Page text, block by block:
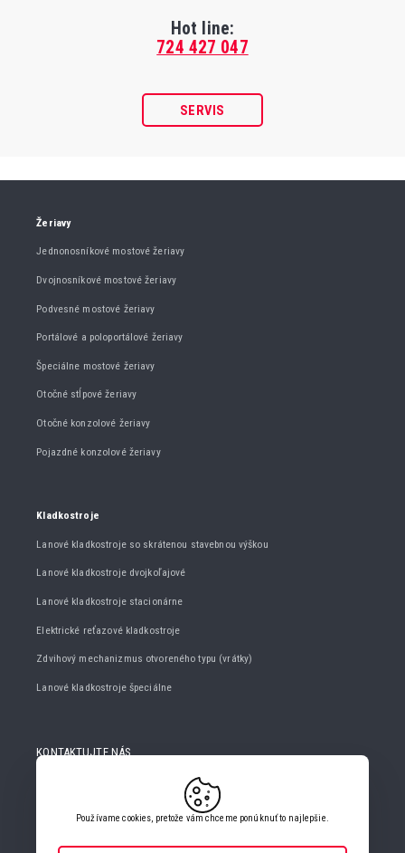
Hot line:
724 427 047
SERVIS
Žeriavy
Jednonosníkové mostové žeriavy
Dvojnosníkové mostové žeriavy
Podvesné mostové žeriavy
Portálové a poloportálové žeriavy
Špeciálne mostové žeriavy
Otočné stĺpové žeriavy
Otočné konzolové žeriavy
Pojazdné konzolové žeriavy
Kladkostroje
Lanové kladkostroje so skrátenou stavebnou výškou
Lanové kladkostroje dvojkoľajové
Lanové kladkostroje stacionárne
Elektrické reťazové kladkostroje
Zdvihový mechanizmus otvoreného typu (vrátky)
Lanové kladkostroje špeciálne
KONTAKTUJTE NÁS
Používame cookies, pretože vám chceme ponúknuť to najlepšie.